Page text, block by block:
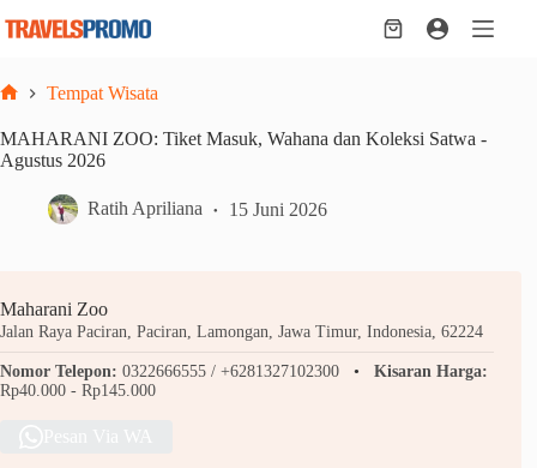
Shopping
Tempat Wisata
MAHARANI ZOO: Tiket Masuk, Wahana dan Koleksi Satwa -
Agustus 2026
Ratih Apriliana 15 Juni 2026
Maharani Zoo
Jalan Raya Paciran, Paciran, Lamongan, Jawa Timur, Indonesia, 62224
Nomor Telepon: 0322666555 / +6281327102300
Kisaran Harga:
Rp40.000 - Rp145.000